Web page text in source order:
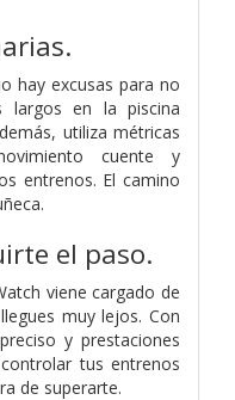
hay excusas para no
largos en la piscina
utiliza métricas
cuente y
entrenos. El camino
el paso.
viene cargado de
muy lejos. Con
y prestaciones
tus entrenos
de superarte.